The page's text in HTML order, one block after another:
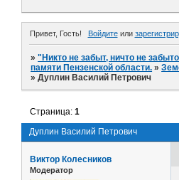
Привет, Гость! Войдитеили
»"Никто не забыт, ничто не
памяти Пензенской области. »
»Дуплин Василий Петрович
Дуплин Василий Петрович
Страница:1
Виктор Колесников
Модератор